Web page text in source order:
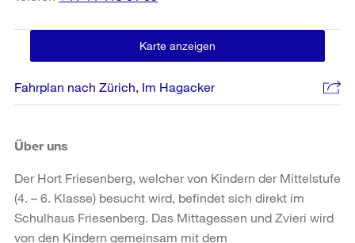
Karte anzeigen
Fahrplan nach Zürich, Im Hagacker
Über uns
Der Hort Friesenberg, welcher von Kindern der Mittelstufe
(4. – 6. Klasse) besucht wird, befindet sich direkt im
Schulhaus Friesenberg. Das Mittagessen und Zvieri wird
von den Kindern gemeinsam mit dem